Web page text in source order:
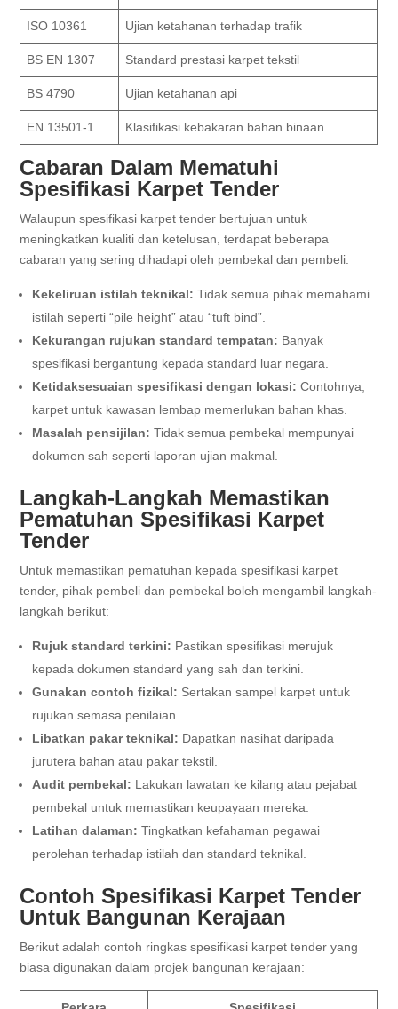
ISO 10361 Ujian ketahanan terhadap trafik
BS EN 1307 Standard prestasi karpet tekstil
BS 4790 Ujian ketahanan api
EN 13501-1 Klasifikasi kebakaran bahan binaan
Cabaran Dalam Mematuhi
Spesifikasi Karpet Tender
Walaupun spesifikasi karpet tender bertujuan untuk
meningkatkan kualiti dan ketelusan, terdapat beberapa
cabaran yang sering dihadapi oleh pembekal dan pembeli:
Kekeliruan istilah teknikal: Tidak semua pihak memahami
istilah seperti “pile height” atau “tuft bind”.
Kekurangan rujukan standard tempatan: Banyak
spesifikasi bergantung kepada standard luar negara.
Ketidaksesuaian spesifikasi dengan lokasi: Contohnya,
karpet untuk kawasan lembap memerlukan bahan khas.
Masalah pensijilan: Tidak semua pembekal mempunyai
dokumen sah seperti laporan ujian makmal.
Langkah-Langkah Memastikan
Pematuhan Spesifikasi Karpet
Tender
Untuk memastikan pematuhan kepada spesifikasi karpet
tender, pihak pembeli dan pembekal boleh mengambil langkah-
langkah berikut:
Rujuk standard terkini: Pastikan spesifikasi merujuk
kepada dokumen standard yang sah dan terkini.
Gunakan contoh fizikal: Sertakan sampel karpet untuk
rujukan semasa penilaian.
Libatkan pakar teknikal: Dapatkan nasihat daripada
jurutera bahan atau pakar tekstil.
Audit pembekal: Lakukan lawatan ke kilang atau pejabat
pembekal untuk memastikan keupayaan mereka.
Latihan dalaman: Tingkatkan kefahaman pegawai
perolehan terhadap istilah dan standard teknikal.
Contoh Spesifikasi Karpet Tender
Untuk Bangunan Kerajaan
Berikut adalah contoh ringkas spesifikasi karpet tender yang
biasa digunakan dalam projek bangunan kerajaan: